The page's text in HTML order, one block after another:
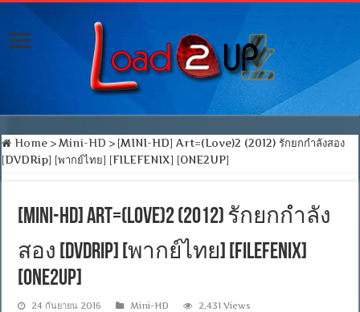
Home > Mini-HD > [MINI-HD] Art=(Love)2 (2012) รักยกกำลังสอง
[DVDRip] [พากย์ไทย] [FILEFENIX] [ONE2UP]
[MINI-HD] Art=(Love)2 (2012) รักยกกำลัง
สอง [DVDRip] [พากย์ไทย] [FILEFENIX]
[ONE2UP]
24 กันยายน 2016 Mini-HD 2,431 Views